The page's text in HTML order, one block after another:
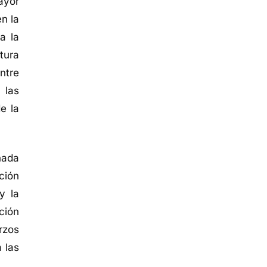
la
la
las
la
la
las